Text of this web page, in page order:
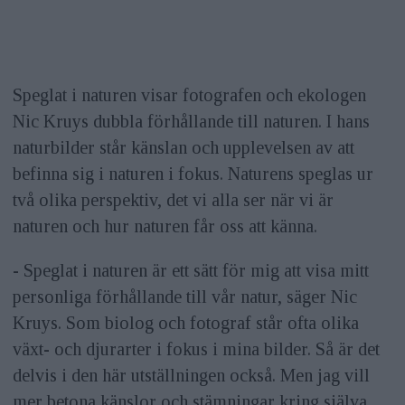
Speglat i naturen visar fotografen och ekologen
Nic Kruys dubbla förhållande till naturen. I hans
naturbilder står känslan och upplevelsen av att
befinna sig i naturen i fokus. Naturens speglas ur
två olika perspektiv, det vi alla ser när vi är
naturen och hur naturen får oss att känna.
- Speglat i naturen är ett sätt för mig att visa mitt
personliga förhållande till vår natur, säger Nic
Kruys. Som biolog och fotograf står ofta olika
växt- och djurarter i fokus i mina bilder. Så är det
delvis i den här utställningen också. Men jag vill